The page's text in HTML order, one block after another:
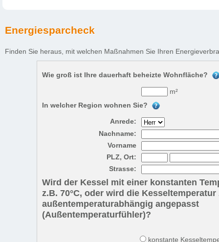
Energiesparcheck
Finden Sie heraus, mit welchen Maßnahmen Sie Ihren
Wie groß ist Ihre dauerhaft beheizte Wohnfläche?
m²
In welcher Region wohnen Sie?
Anrede:
Nachname:
Vorname
PLZ, Ort:
Strasse:
Wird der Kessel mit einer konstanten
z.B. 70°C, oder wird die Kesseltemperatur
außentemperaturabhängig angepasst
(Außentemperaturfühler)?
konstante